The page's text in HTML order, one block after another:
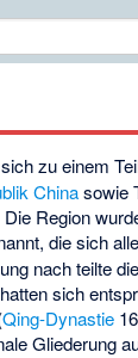
zu einem
Chinasowie
Region
die sich
nach teilte
sich
Qing-Dynastie
Gliederung